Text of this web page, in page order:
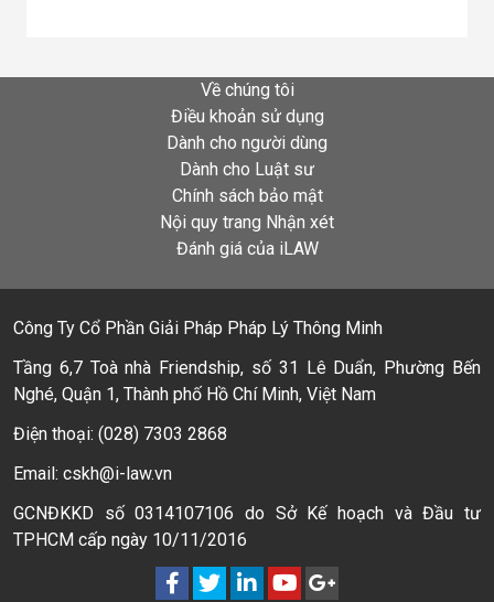
Về chúng tôi
Điều khoản sử dụng
Dành cho người dùng
Dành cho Luật sư
Chính sách bảo mật
Nội quy trang Nhận xét
Đánh giá của iLAW
Công Ty Cổ Phần Giải Pháp Pháp Lý Thông Minh
Tầng 6,7 Toà nhà Friendship, số 31 Lê Duẩn, Phường Bến
Nghé, Quận 1, Thành phố Hồ Chí Minh, Việt Nam
Điện thoại: (028) 7303 2868
Email: cskh@i-law.vn
GCNĐKKD số 0314107106 do Sở Kế hoạch và Đầu tư
TPHCM cấp ngày 10/11/2016